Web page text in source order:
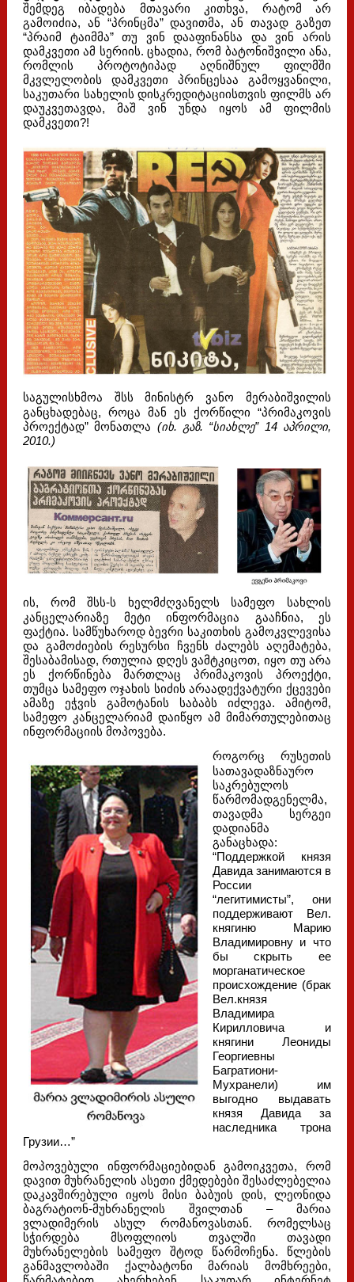
შემდეგ იბადება მთავარი კითხვა, რატომ არ
გამოიძია, ან “პრინცმა” დავითმა, ან თავად გაზეთ
“პრაიმ ტაიმმა” თუ ვინ დააფინანსა და ვინ არის
დამკვეთი ამ სერიის. ცხადია, რომ ბატონიშვილი ანა,
რომლის პროტოტიპად აღნიშნულ ფილმში
მკვლელობის დამკვეთი პრინცესაა გამოყვანილი,
საკუთარი სახელის დისკრედიტაციისთვის ფილმს არ
დაუკვეთავდა, მაშ ვინ უნდა იყოს ამ ფილმის
დამკვეთი?!
საგულისხმოა შსს მინისტრ ვანო მერაბიშვილის
განცხადებაც, როცა მან ეს ქორწილი “პრიმაკოვის
პროექტად” მონათლა (იხ. გაზ. “სიახლე” 14 აპრილი,
2010.)
ის, რომ შსს-ს ხელმძღვანელს სამეფო სახლის
კანცელარიაზე მეტი ინფორმაცია გააჩნია, ეს
ფაქტია. სამწუხაროდ ბევრი საკითხის გამოკვლევისა
და გამოძიების რესურსი ჩვენს ძალებს აღემატება,
შესაბამისად, რთულია დღეს ვამტკიცოთ, იყო თუ არა
ეს ქორწინება მართლაც პრიმაკოვის პროექტი,
თუმცა სამეფო ოჯახის სიძის არაადექვატური ქცევები
ამაზე ეჭვის გამოტანის საბაბს იძლევა. ამიტომ,
სამეფო კანცელარიამ დაიწყო ამ მიმართულებითაც
ინფორმაციის მოპოვება.
როგორც რუსეთის
სათავადაზნაურო
საკრებულოს
წარმომადგენელმა,
თავადმა სერგეი
დადიანმა
განაცხადა:
“Поддержкой князя
Давида занимаются в
России
“легитимисты”, они
поддерживают Вел.
княгиню Марию
Владимировну и что
бы скрыть ее
морганатическое
происхождение (брак
Вел.князя
Владимира
Кирилловича и
княгини Леониды
Георгиевны
Багратиони-
Мухранели) им
выгодно выдавать
князя Давида за
наследника трона
Грузии…”
მოპოვებული ინფორმაციებიდან გამოიკვეთა, რომ
დავით მუხრანელის ასეთი ქმედებები შესაძლებელია
დაკავშირებული იყოს მისი ბაბუის დის, ლეონიდა
ბაგრატიონ-მუხრანელის შვილთან – მარია
ვლადიმერის ასულ რომანოვასთან. რომელსაც
სჭირდება მსოფლიოს თვალში თავადი
მუხრანელების სამეფო შტოდ წარმოჩენა. წლების
განმავლობაში ქალბატონი მარიას მომხრეები,